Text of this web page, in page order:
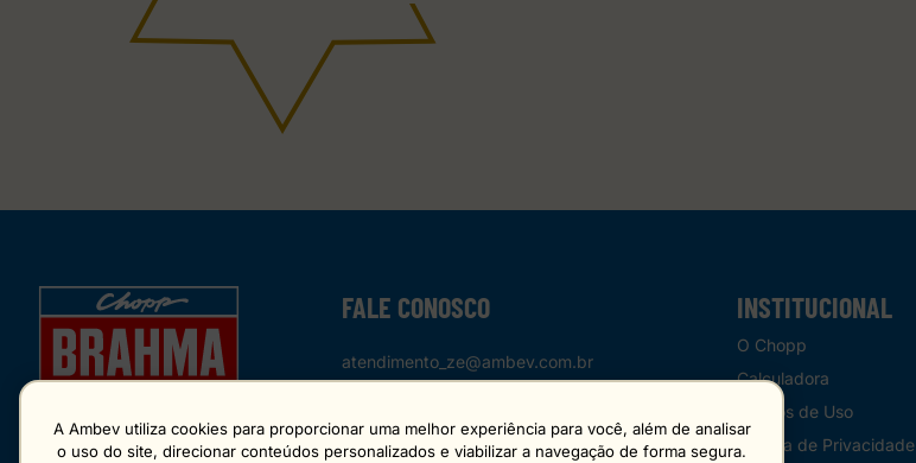
FALE CONOSCO
atendimento_ze@ambev.com.br
INSTITUCIONAL
O Chopp
Calculadora
Termos de Uso
Política de Privacidade
A Ambev utiliza cookies para proporcionar uma melhor experiência para você, além de analisar
o uso do site, direcionar conteúdos personalizados e viabilizar a navegação de forma segura.